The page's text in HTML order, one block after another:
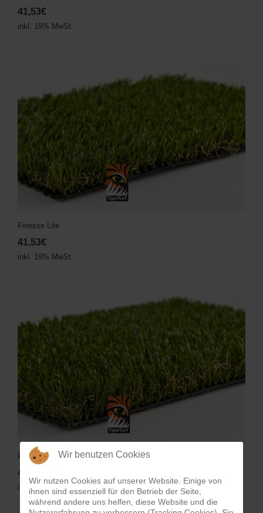
41,53€
inkl. 19% MwSt.
Finesse Lite
41,53€
inkl. 19% MwSt.
Finesse
43,91€
inkl. 19% MwSt.
Wir benutzen Cookies
Wir nutzen Cookies auf unserer Website. Einige von
ihnen sind essenziell für den Betrieb der Seite,
während andere uns helfen, diese Website und die